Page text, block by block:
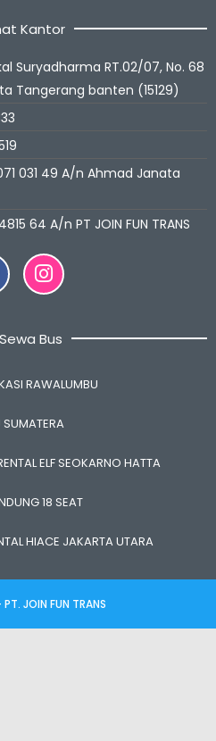
Kantor
Suryadharma RT.02/07, No. 68
Tangerang banten (15129)
031 49 A/n Ahmad Janata
64 A/n PT JOIN FUN TRANS
Instagram
Bus
RAWALUMBU
SUMATERA
ELF SEOKARNO HATTA
18 SEAT
HIACE JAKARTA UTARA
JOIN FUN TRANS